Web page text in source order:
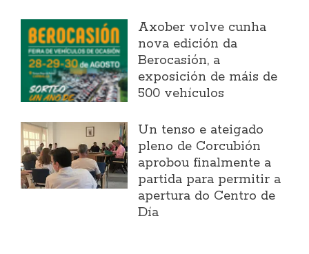
Axober volve cunha
nova edición da
Berocasión, a
exposición de máis de
500 vehículos
Un tenso e ateigado
pleno de Corcubión
aprobou finalmente a
partida para permitir a
apertura do Centro de
Día